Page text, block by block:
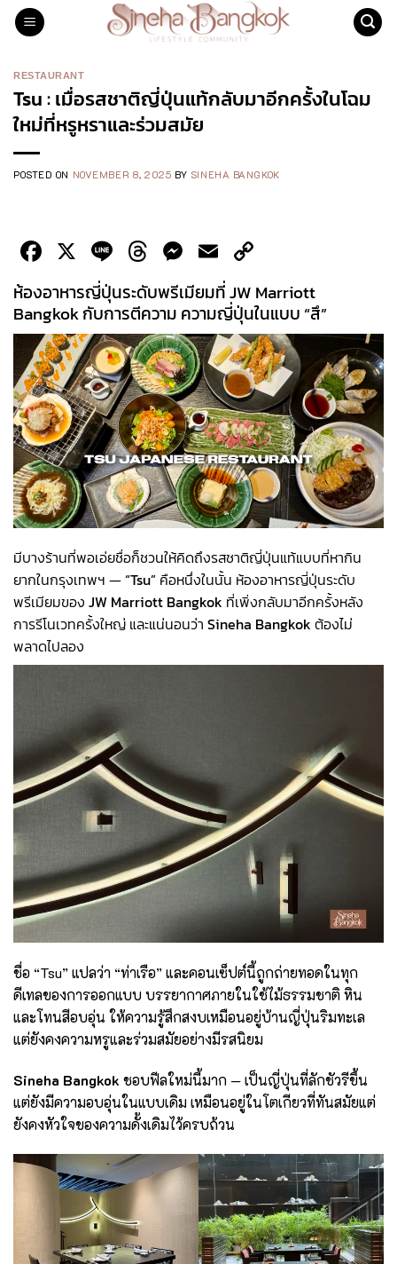
Skip
RESTAURANT
Tsu : เมื่อรสชาติญี่ปุ่นแท้กลับมาอีกครั้งในโฉม
ใหม่ที่หรูหราและร่วมสมัย
POSTED ON NOVEMBER 8, 2025 BY SINEHA BANGKOK
Facebook
X LineThreads
Messenger
Email
Link
ห้องอาหารญี่ปุ่นระดับพรีเมียมที่ JW Marriott
Bangkok กับการตีความ ความญี่ปุ่นในแบบ “สึ”
มีบางร้านที่พอเอ่ยชื่อก็ชวนให้คิดถึงรสชาติญี่ปุ่นแท้แบบที่หากิน
ยากในกรุงเทพฯ —“Tsu” คือหนึ่งในนั้น ห้องอาหารญี่ปุ่นระดับ
พรีเมียมของ JW Marriott Bangkok ที่เพิ่งกลับมาอีกครั้งหลัง
การรีโนเวทครั้งใหญ่ และแน่นอนว่า Sineha Bangkok ต้องไม่
พลาดไปลอง
ชื่อ “Tsu” แปลว่า “ท่าเรือ” และคอนเซ็ปต์นี้ถูกถ่ายทอดในทุก
ดีเทลของการออกแบบ บรรยากาศภายในใช้ไม้ธรรมชาติ หิน
และโทนสีอบอุ่น ให้ความรู้สึกสงบเหมือนอยู่บ้านญี่ปุ่นริมทะเล
แต่ยังคงความหรูและร่วมสมัยอย่างมีรสนิยม
Sineha Bangkok ชอบฟีลใหม่นี้มาก — เป็นญี่ปุ่นที่ลักชัวรีขึ้น
แต่ยังมีความอบอุ่นในแบบเดิม เหมือนอยู่ในโตเกียวที่ทันสมัยแต่
ยังคงหัวใจของความดั้งเดิมไว้ครบถ้วน